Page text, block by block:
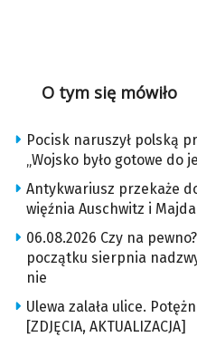
O tym się mówiło
Pocisk naruszył polską
„Wojsko było gotowe do
Antykwariusz przekaże
więźnia Auschwitz i
06.08.2026 Czy na
początku sierpnia
nie
Ulewa zalała ulice.
[ZDJĘCIA, AKTUALIZACJA]